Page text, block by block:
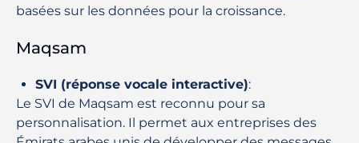
basées sur les données pour la croissance.
Maqsam
SVI (réponse vocale interactive):
Le SVI de Maqsam est reconnu pour sa
personnalisation. Il permet aux entreprises des